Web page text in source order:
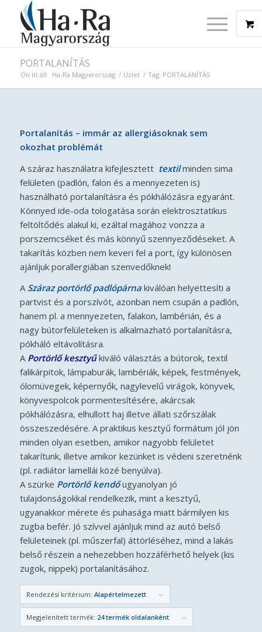
PORTALANÍTÁS
Ön itt áll: Ha-Ra Magyarország / Üzlet / Tag: PORTALANÍTÁS
Portalanítás – immár az allergiásoknak sem
okozhat problémát
A száraz használatra kifejlesztett textil minden sima
felületen (padlón, falon és a mennyezeten is)
használható portalanításra és pókhálózásra egyaránt.
Könnyed ide-oda tologatása során elektrosztatikus
feltöltődés alakul ki, ezáltal magához vonzza a
porszemcséket és más könnyű szennyeződéseket. A
takarítás közben nem keveri fel a port, így különösen
ajánljuk porallergiában szenvedőknek!
A Száraz portörlő padlópárnakiválóan helyettesíti a
partvist és a porszívót, azonban nem csupán a padlón,
hanem pl. a mennyezeten, falakon, lambérián, és a
nagy bútorfelületeken is alkalmazható portalanításra,
pókháló eltávolításra.
A Portörlő kesztyű kiváló választás a bútorok, textil
falikárpitok, lámpaburák, lambériák, képek, festmények,
ólomüvegek, képernyők, nagylevelű virágok, könyvek,
könyvespolcok pormentesítésére, akárcsak
pókhálózásra, elhullott haj illetve állati szőrszálak
összeszedésére. A praktikus kesztyű formátum jól jön
minden olyan esetben, amikor nagyobb felületet
takarítunk, illetve amikor kezünket is védeni szeretnénk
(pl. radiátor lamellái közé benyúlva).
A szürke Portörlő kendő ugyanolyan jó
tulajdonságokkal rendelkezik, mint a kesztyű,
ugyanakkor mérete és puhasága miatt bármilyen kis
zugba befér. Jó szívvel ajánljuk mind az autó belső
felületeinek (pl. műszerfal) áttörléséhez, mind a lakás
belső részein a nehezebben hozzáférhető helyek (kis
zugok, nippek) portalanításához.
Rendezési kritérium: Alapértelmezett
Megjelenített termék: 24 termék oldalanként